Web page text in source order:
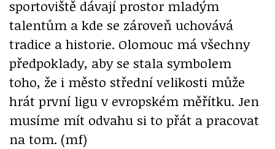
sportoviště dávají prostor mladým
talentům a kde se zároveň uchovává
tradice a historie. Olomouc má všechny
předpoklady, aby se stala symbolem
toho, že i město střední velikosti může
hrát první ligu v evropském měřítku. Jen
musíme mít odvahu si to přát a pracovat
na tom. (mf)